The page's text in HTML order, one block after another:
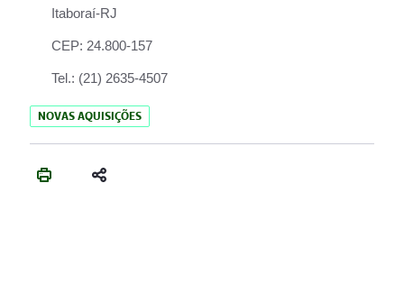
Itaboraí-RJ
CEP: 24.800-157
Tel.: (21) 2635-4507
NOVAS AQUISIÇÕES